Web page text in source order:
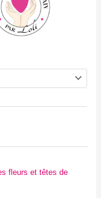
fleurs et têtes de